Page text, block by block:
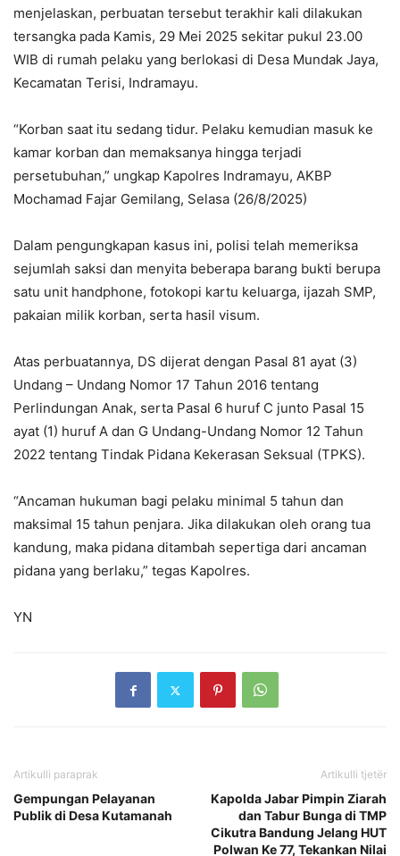
menjelaskan, perbuatan tersebut terakhir kali dilakukan
tersangka pada Kamis, 29 Mei 2025 sekitar pukul 23.00
WIB di rumah pelaku yang berlokasi di Desa Mundak Jaya,
Kecamatan Terisi, Indramayu.
“Korban saat itu sedang tidur. Pelaku kemudian masuk ke
kamar korban dan memaksanya hingga terjadi
persetubuhan,” ungkap Kapolres Indramayu, AKBP
Mochamad Fajar Gemilang, Selasa (26/8/2025)
Dalam pengungkapan kasus ini, polisi telah memeriksa
sejumlah saksi dan menyita beberapa barang bukti berupa
satu unit handphone, fotokopi kartu keluarga, ijazah SMP,
pakaian milik korban, serta hasil visum.
Atas perbuatannya, DS dijerat dengan Pasal 81 ayat (3)
Undang – Undang Nomor 17 Tahun 2016 tentang
Perlindungan Anak, serta Pasal 6 huruf C junto Pasal 15
ayat (1) huruf A dan G Undang-Undang Nomor 12 Tahun
2022 tentang Tindak Pidana Kekerasan Seksual (TPKS).
“Ancaman hukuman bagi pelaku minimal 5 tahun dan
maksimal 15 tahun penjara. Jika dilakukan oleh orang tua
kandung, maka pidana ditambah sepertiga dari ancaman
pidana yang berlaku,” tegas Kapolres.
YN
Artikulli paraprak
Gempungan Pelayanan
Publik di Desa Kutamanah
Artikulli tjetër
Kapolda Jabar Pimpin Ziarah
dan Tabur Bunga di TMP
Cikutra Bandung Jelang HUT
Polwan Ke 77, Tekankan Nilai